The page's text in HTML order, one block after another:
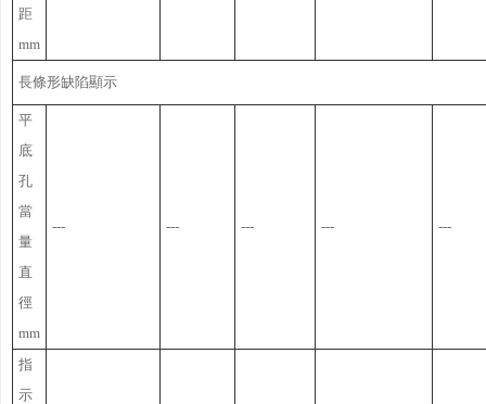
距
mm
長條形缺陷顯示
平
底
孔
當
量
直
徑
mm
--- --- --- --- ---
指
示